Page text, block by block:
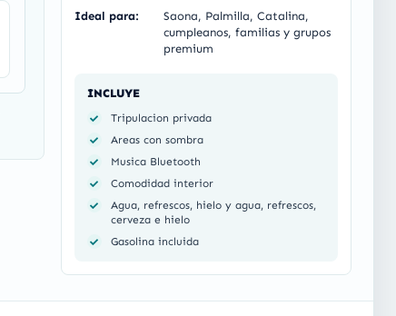
Ideal para:
Saona, Palmilla, Catalina,
cumpleanos, familias y grupos
premium
INCLUYE
Tripulacion privada
Areas con sombra
Musica Bluetooth
Comodidad interior
Agua, refrescos, hielo y agua, refrescos,
cerveza e hielo
Gasolina incluida